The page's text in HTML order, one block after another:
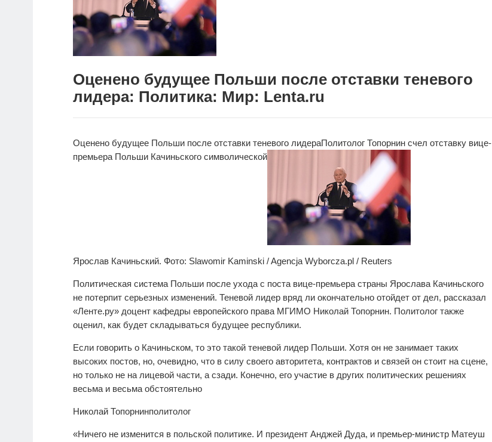
Оценено будущее Польши после отставки теневого
лидера: Политика: Мир: Lenta.ru
Оценено будущее Польши после отставки теневого лидераПолитолог Топорнин счел отставку вице-
премьера Польши Качиньского символической
Ярослав Качиньский. Фото: Slawomir Kaminski / Agencja Wyborcza.pl / Reuters
Политическая система Польши после ухода с поста вице-премьера страны Ярослава Качиньского
не потерпит серьезных изменений. Теневой лидер вряд ли окончательно отойдет от дел, рассказал
«Ленте.ру» доцент кафедры европейского права МГИМО Николай Топорнин. Политолог также
оценил, как будет складываться будущее республики.
Если говорить о Качиньском, то это такой теневой лидер Польши. Хотя он не занимает таких
высоких постов, но, очевидно, что в силу своего авторитета, контрактов и связей он стоит на сцене,
но только не на лицевой части, а сзади. Конечно, его участие в других политических решениях
весьма и весьма обстоятельно
Николай Топорнинполитолог
«Ничего не изменится в польской политике. И президент Анджей Дуда, и премьер-министр Матеуш